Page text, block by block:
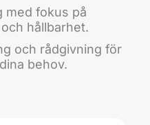
med fokus på
hållbarhet.
och rådgivning för
behov.